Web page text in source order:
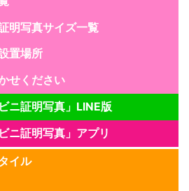
明写真サイズ一覧
置場所
せください
ニ証明写真」LINE版
ニ証明写真」アプリ
イル